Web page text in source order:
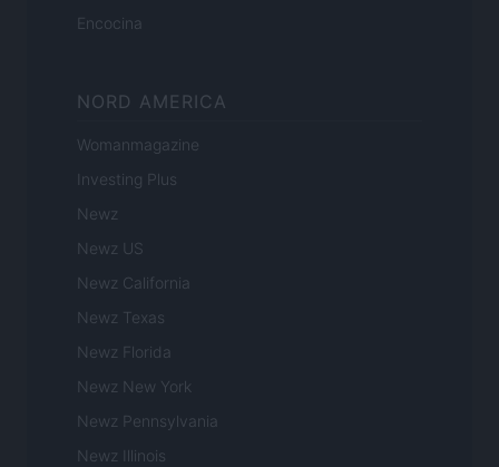
Encocina
NORD AMERICA
Womanmagazine
Investing Plus
Newz
Newz US
Newz California
Newz Texas
Newz Florida
Newz New York
Newz Pennsylvania
Newz Illinois